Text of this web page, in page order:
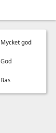
Bas
God
Mycket god